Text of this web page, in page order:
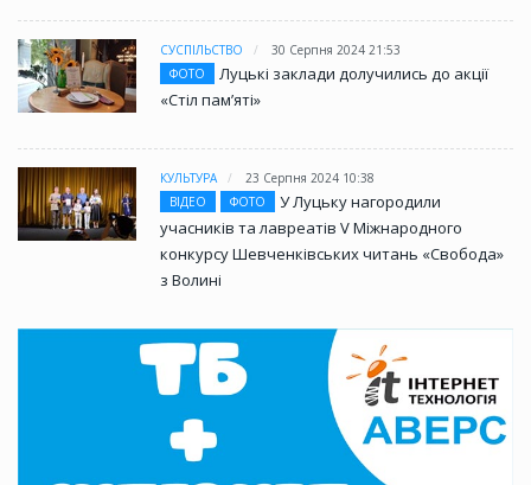
СУСПІЛЬСТВО
30 Серпня 2024 21:53
ФОТО
Луцькі заклади долучились до акції
«Стіл памʼяті»
КУЛЬТУРА
23 Серпня 2024 10:38
ВІДЕО
ФОТО
У Луцьку нагородили
учасників та лавреатів V Міжнародного
конкурсу Шевченківських читань «Свобода»
з Волині